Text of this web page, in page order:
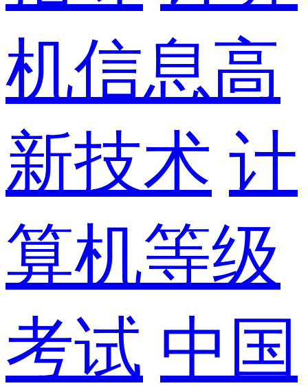
机信息高
新技术 计
算机等级
考试 中国